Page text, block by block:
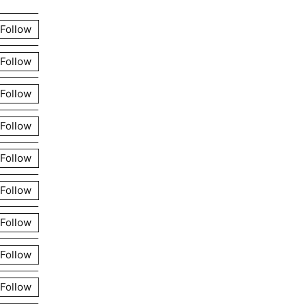
Follow
Follow
Follow
Follow
Follow
Follow
Follow
Follow
Follow